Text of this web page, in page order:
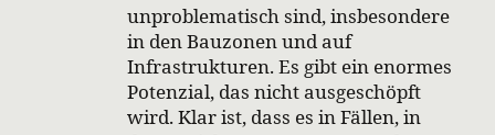
unproblematisch sind, insbesondere
in den Bauzonen und auf
Infrastrukturen. Es gibt ein enormes
Potenzial, das nicht ausgeschöpft
wird. Klar ist, dass es in Fällen, in